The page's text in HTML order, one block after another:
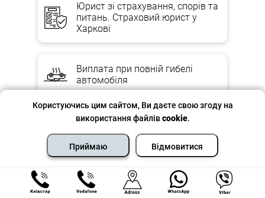
Юрист зі страхування, спорів та
питань. Страховий юрист у
Харкові
Виплата при повній гибелі
автомобіля
Відмова в оплаті КАСКО
Відновлення пошкоджень за
ОСАГО
Користуючись цим сайтом, Ви даєте свою згоду на
використання файлівcookie.
Приймаю Відмовитися